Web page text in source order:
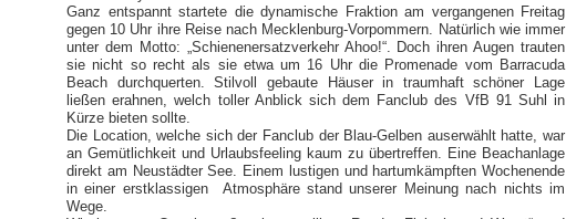
Ganz entspannt startete die dynamische Fraktion am vergangenen Freitag
gegen 10 Uhr ihre Reise nach Mecklenburg-Vorpommern. Natürlich wie immer
unter dem Motto: „Schienenersatzverkehr Ahoo!“. Doch ihren Augen trauten
sie nicht so recht als sie etwa um 16 Uhr die Promenade vom Barracuda
Beach durchquerten. Stilvoll gebaute Häuser in traumhaft schöner Lage
ließen erahnen, welch toller Anblick sich dem Fanclub des VfB 91 Suhl in
Kürze bieten sollte.
Die Location, welche sich der Fanclub der Blau-Gelben auserwählt hatte, war
an Gemütlichkeit und Urlaubsfeeling kaum zu übertreffen. Eine Beachanlage
direkt am Neustädter See. Einem lustigen und hartumkämpften Wochenende
in einer erstklassigen Atmosphäre stand unserer Meinung nach nichts im
Wege.